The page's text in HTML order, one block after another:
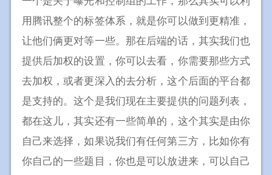
用腾讯整个的标签体系，就是你可以做到更精准，
让他们俩更对等一些。那在后端的话，其实我们也
提供后加权的设置，你可以去看，你需要那些方式
去加权，或者更深入的去分析，这个后面的平台都
是支持的。这个是我们现在主要提供的问题列表，
都在这儿，其实还有一些简单的，这个其实是由你
自己来选择，如果说我们有任何第三方，比如你有
你自己的一些题目，你也是可以放进来，可以自己